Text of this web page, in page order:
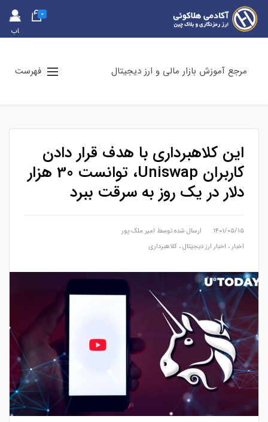
حس
اب
0
مرجع آموزش بازار مالی و ارز دیجیتال فهرست
این کلاهبرداری با هدف قرار دادن
کاربران Uniswap، توانست 30 هزار
دلار در یک روز به سرقت ببرد
۱۴۰۱/۰۵/۱۵ ارسال شده توسط امیر ملک پور
اخبار ، اخبار ارز دیجیتال، کلاهبرداری